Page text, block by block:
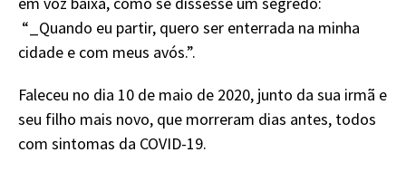
“_Quando eu partir, quero ser enterrada na minha
cidade e com meus avós.”.
Faleceu no dia 10 de maio de 2020, junto da sua irmã e
seu filho mais novo, que morreram dias antes, todos
com sintomas da COVID-19.